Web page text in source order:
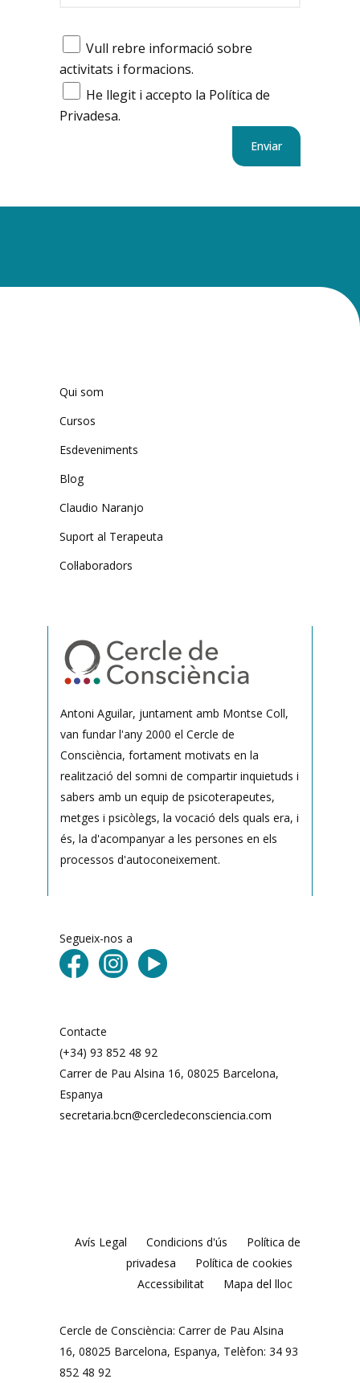
Vull rebre informació sobre
activitats i formacions.
He llegit i accepto la Política de
Privadesa.
Qui som
Cursos
Esdeveniments
Blog
Claudio Naranjo
Suport al Terapeuta
Col·laboradors
Antoni Aguilar, juntament amb Montse Coll,
van fundar l'any 2000 el Cercle de
Consciència, fortament motivats en la
realització del somni de compartir inquietuds i
sabers amb un equip de psicoterapeutes,
metges i psicòlegs, la vocació dels quals era, i
és, la d'acompanyar a les persones en els
processos d'autoconeixement.
Segueix-nos a
Contacte
(+34) 93 852 48 92
Carrer de Pau Alsina 16, 08025 Barcelona, ​​
Espanya
secretaria.bcn@cercledeconsciencia.com
Avís Legal Condicions d'ús
Política de
privadesa
Política de cookies
Accessibilitat
Mapa del lloc
Cercle de Consciència: Carrer de Pau Alsina
16, 08025 Barcelona, ​​Espanya, Telèfon: 34 93
852 48 92